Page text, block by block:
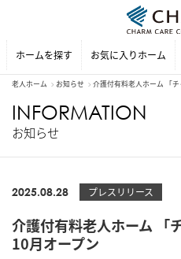
ホームを探す お気に入りホーム
老人ホーム お知らせ 介護付有料老人ホーム 「
INFORMATION
お知らせ
2025.08.28 プレスリリース
介護付有料老人ホーム 「
10月オープン